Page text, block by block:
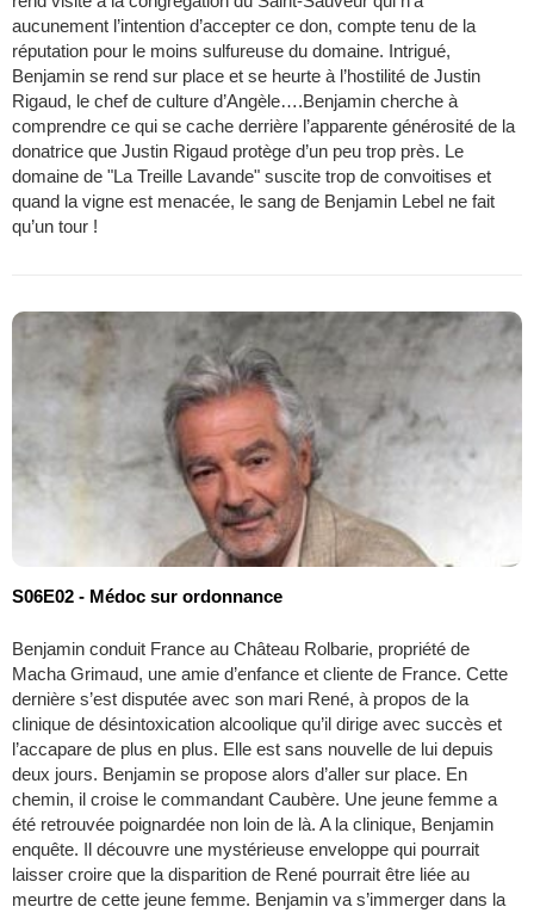
aucunement l’intention d’accepter ce don, compte tenu de la
réputation pour le moins sulfureuse du domaine. Intrigué,
Benjamin se rend sur place et se heurte à l’hostilité de Justin
Rigaud, le chef de culture d’Angèle….Benjamin cherche à
comprendre ce qui se cache derrière l’apparente générosité de la
donatrice que Justin Rigaud protège d’un peu trop près. Le
domaine de "La Treille Lavande" suscite trop de convoitises et
quand la vigne est menacée, le sang de Benjamin Lebel ne fait
qu’un tour !
S06E02 - Médoc sur ordonnance
Benjamin conduit France au Château Rolbarie, propriété de
Macha Grimaud, une amie d’enfance et cliente de France. Cette
dernière s’est disputée avec son mari René, à propos de la
clinique de désintoxication alcoolique qu’il dirige avec succès et
l’accapare de plus en plus. Elle est sans nouvelle de lui depuis
deux jours. Benjamin se propose alors d’aller sur place. En
chemin, il croise le commandant Caubère. Une jeune femme a
été retrouvée poignardée non loin de là. A la clinique, Benjamin
enquête. Il découvre une mystérieuse enveloppe qui pourrait
laisser croire que la disparition de René pourrait être liée au
meurtre de cette jeune femme. Benjamin va s’immerger dans la